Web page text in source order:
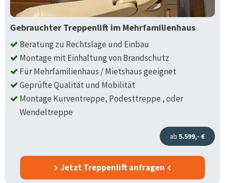
Gebrauchter Treppenlift im Mehrfamilienhaus
Beratung zu Rechtslage und Einbau
Montage mit Einhaltung von Brandschutz
Für Mehrfamilienhaus / Mietshaus geeignet
Geprüfte Qualität und Mobilität
Montage Kurventreppe, Podesttreppe , oder
Wendeltreppe
ab 5.599,- €
Jetzt Treppenlift anfragen